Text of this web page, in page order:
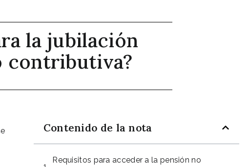
la jubilación
contributiva?
Contenido de la nota
Requisitos para acceder a la pensión no